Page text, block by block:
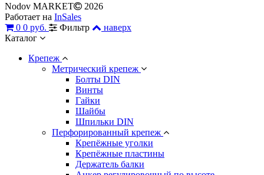
Nodov MARKET
2026
Работает на InSales
0 0 руб. Фильтр
наверх
Каталог
Крепеж
Метрический крепеж
Болты DIN
Винты
Гайки
Шайбы
Шпильки DIN
Перфорированный крепеж
Крепёжные уголки
Крепёжные пластины
Держатель балки